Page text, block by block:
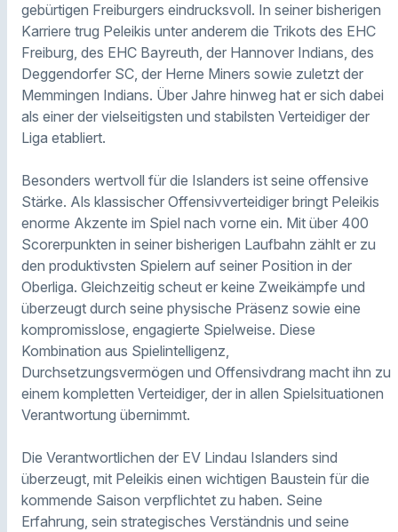
gebürtigen Freiburgers eindrucksvoll. In seiner bisherigen
Karriere trug Peleikis unter anderem die Trikots des EHC
Freiburg, des EHC Bayreuth, der Hannover Indians, des
Deggendorfer SC, der Herne Miners sowie zuletzt der
Memmingen Indians. Über Jahre hinweg hat er sich dabei
als einer der vielseitigsten und stabilsten Verteidiger der
Liga etabliert.
Besonders wertvoll für die Islanders ist seine offensive
Stärke. Als klassischer Offensivverteidiger bringt Peleikis
enorme Akzente im Spiel nach vorne ein. Mit über 400
Scorerpunkten in seiner bisherigen Laufbahn zählt er zu
den produktivsten Spielern auf seiner Position in der
Oberliga. Gleichzeitig scheut er keine Zweikämpfe und
überzeugt durch seine physische Präsenz sowie eine
kompromisslose, engagierte Spielweise. Diese
Kombination aus Spielintelligenz,
Durchsetzungsvermögen und Offensivdrang macht ihn zu
einem kompletten Verteidiger, der in allen Spielsituationen
Verantwortung übernimmt.
Die Verantwortlichen der EV Lindau Islanders sind
überzeugt, mit Peleikis einen wichtigen Baustein für die
kommende Saison verpflichtet zu haben. Seine
Erfahrung, sein strategisches Verständnis und seine